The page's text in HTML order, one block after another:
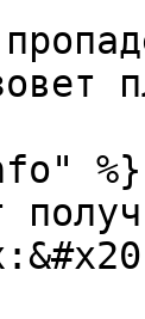
%}